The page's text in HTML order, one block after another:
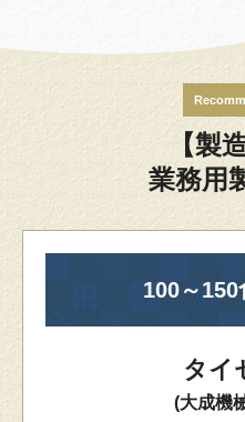
【製
業務用
100～150
タイ
(大成機